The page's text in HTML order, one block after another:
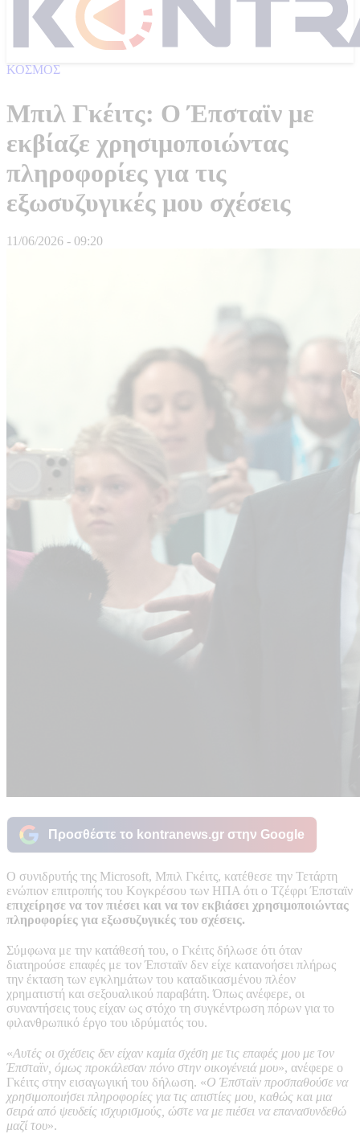
ΚΟΣΜΟΣ
Μπιλ Γκέιτς: Ο Έπσταϊν με
εκβίαζε χρησιμοποιώντας
πληροφορίες για τις
εξωσυζυγικές μου σχέσεις
11/06/2026 - 09:20
Προσθέστε το kontranews.gr στην Google
Ο συνιδρυτής της Microsoft, Μπιλ Γκέιτς, κατέθεσε την Τετάρτη
ενώπιον επιτροπής του Κογκρέσου των ΗΠΑ ότι ο Τζέφρι Έπσταϊν
επιχείρησε να τον πιέσει και να τον εκβιάσει χρησιμοποιώντας
πληροφορίες για εξωσυζυγικές του σχέσεις.
Σύμφωνα με την κατάθεσή του, ο Γκέιτς δήλωσε ότι όταν
διατηρούσε επαφές με τον Έπσταϊν δεν είχε κατανοήσει πλήρως
την έκταση των εγκλημάτων του καταδικασμένου πλέον
χρηματιστή και σεξουαλικού παραβάτη. Όπως ανέφερε, οι
συναντήσεις τους είχαν ως στόχο τη συγκέντρωση πόρων για το
φιλανθρωπικό έργο του ιδρύματός του.
«Αυτές οι σχέσεις δεν είχαν καμία σχέση με τις επαφές μου με τον
Έπσταϊν, όμως προκάλεσαν πόνο στην οικογένειά μου», ανέφερε ο
Γκέιτς στην εισαγωγική του δήλωση. «Ο Έπσταϊν προσπαθούσε να
χρησιμοποιήσει πληροφορίες για τις απιστίες μου, καθώς και μια
σειρά από ψευδείς ισχυρισμούς, ώστε να με πιέσει να επανασυνδεθώ
μαζί του».